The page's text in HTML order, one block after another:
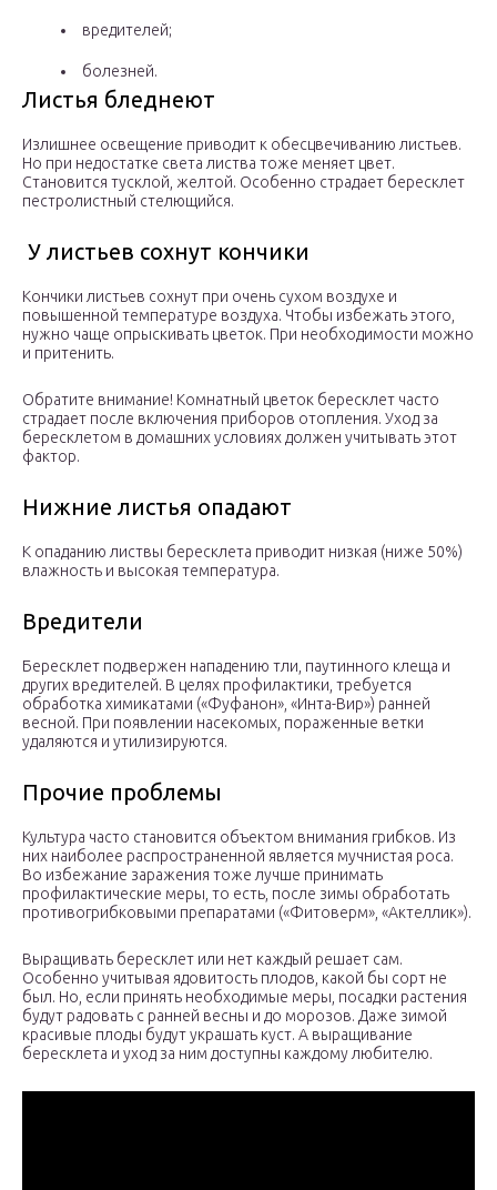
вредителей;
болезней.
Листья бледнеют
Излишнее освещение приводит к обесцвечиванию листьев.
Но при недостатке света листва тоже меняет цвет.
Становится тусклой, желтой. Особенно страдает бересклет
пестролистный стелющийся.
У листьев сохнут кончики
Кончики листьев сохнут при очень сухом воздухе и
повышенной температуре воздуха. Чтобы избежать этого,
нужно чаще опрыскивать цветок. При необходимости можно
и притенить.
Обратите внимание! Комнатный цветок бересклет часто
страдает после включения приборов отопления. Уход за
бересклетом в домашних условиях должен учитывать этот
фактор.
Нижние листья опадают
К опаданию листвы бересклета приводит низкая (ниже 50%)
влажность и высокая температура.
Вредители
Бересклет подвержен нападению тли, паутинного клеща и
других вредителей. В целях профилактики, требуется
обработка химикатами («Фуфанон», «Инта-Вир») ранней
весной. При появлении насекомых, пораженные ветки
удаляются и утилизируются.
Прочие проблемы
Культура часто становится объектом внимания грибков. Из
них наиболее распространенной является мучнистая роса.
Во избежание заражения тоже лучше принимать
профилактические меры, то есть, после зимы обработать
противогрибковыми препаратами («Фитоверм», «Актеллик»).
Выращивать бересклет или нет каждый решает сам.
Особенно учитывая ядовитость плодов, какой бы сорт не
был. Но, если принять необходимые меры, посадки растения
будут радовать с ранней весны и до морозов. Даже зимой
красивые плоды будут украшать куст. А выращивание
бересклета и уход за ним доступны каждому любителю.